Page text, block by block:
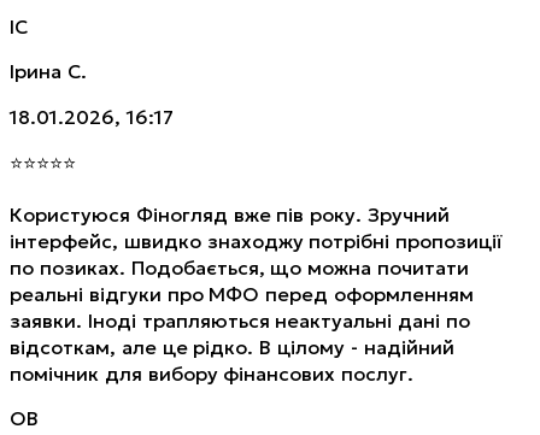
ІС
Ірина С.
18.01.2026, 16:17
⭐⭐⭐⭐⭐
Користуюся Фіногляд вже пів року. Зручний
інтерфейс, швидко знаходжу потрібні пропозиції
по позиках. Подобається, що можна почитати
реальні відгуки про МФО перед оформленням
заявки. Іноді трапляються неактуальні дані по
відсоткам, але це рідко. В цілому - надійний
помічник для вибору фінансових послуг.
ОВ